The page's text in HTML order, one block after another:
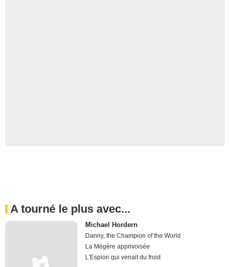
A tourné le plus avec...
Michael Hordern
Danny, the Champion of the World
La Mégère apprivoisée
L'Espion qui venait du froid